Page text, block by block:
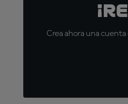
Crea ahora una